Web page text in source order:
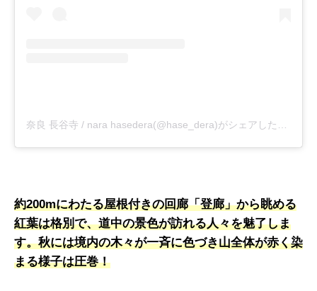
約200mにわたる屋根付きの回廊「登廊」から眺める
紅葉は格別で、道中の景色が訪れる人々を魅了しま
す。秋には境内の木々が一斉に色づき山全体が赤く染
まる様子は圧巻！